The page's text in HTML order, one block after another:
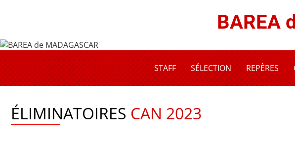
BAREA
STAFF SÉLECTION REPÈRES
ÉLIMINATOIRES CAN 2023